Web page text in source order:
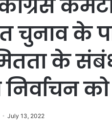
चुनाव के
के
को
July 13, 2022